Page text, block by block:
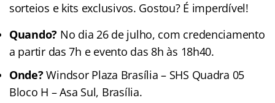
sorteios e kits exclusivos. Gostou? É imperdível!
Quando? No dia 26 de julho, com credenciamento
a partir das 7h e evento das 8h às 18h40.
Onde?Windsor Plaza Brasília – SHS Quadra 05
Bloco H – Asa Sul, Brasília.